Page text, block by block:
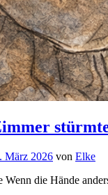
März 2026 von Elke
die Hände